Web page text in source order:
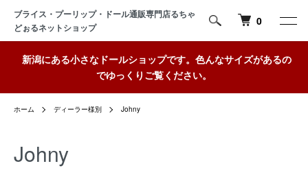
ブライス・プーリップ・ドール通販専門店るちゃ
どぉるネットショップ
0
新潟にある小さなドールショップです。色んなサイズがあるの
でゆっくりご覧ください。
ホーム ディーラー様別 Johny
Johny